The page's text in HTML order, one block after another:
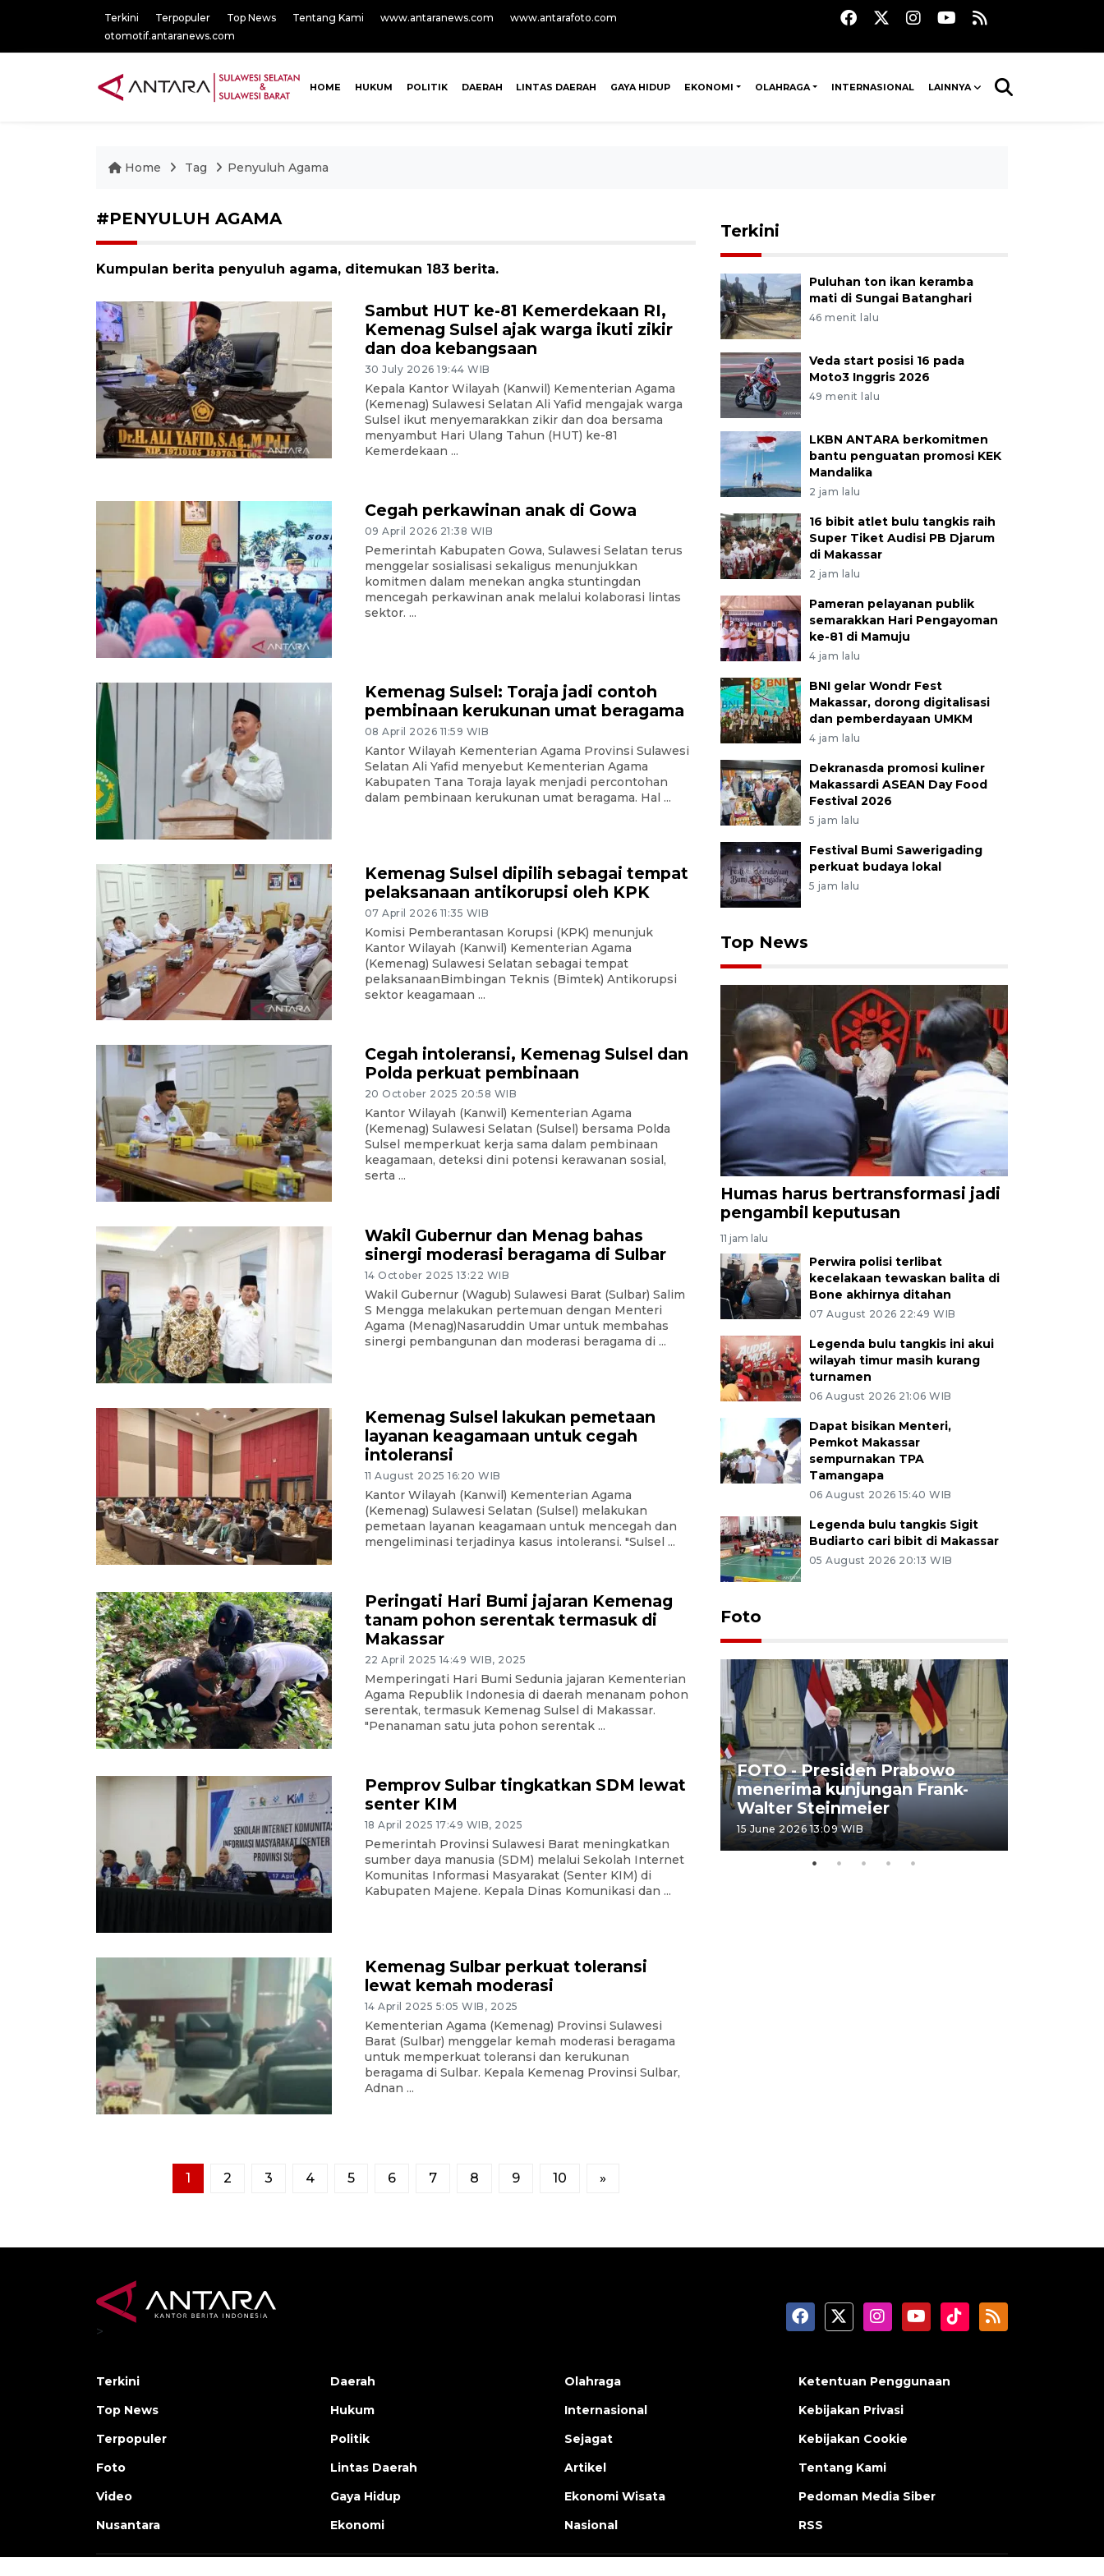
Terkini Terpopuler Top News Tentang Kami www.antaranews.com
www.antarafoto.com
otomotif.antaranews.com
HOME HUKUM POLITIK DAERAH LINTAS DAERAH GAYA HIDUP EKONOMI OLAHRAGA INTERNASIONAL LAINNYA
Home Tag Penyuluh Agama
#PENYULUH AGAMA
Kumpulan berita penyuluh agama, ditemukan 183 berita.
Sambut HUT ke-81 Kemerdekaan RI,
Kemenag Sulsel ajak warga ikuti zikir
dan doa kebangsaan
30 July 2026 19:44 WIB
Kepala Kantor Wilayah (Kanwil) Kementerian Agama
(Kemenag) Sulawesi Selatan Ali Yafid mengajak warga
Sulsel ikut menyemarakkan zikir dan doa bersama
menyambut Hari Ulang Tahun (HUT) ke-81
Kemerdekaan ...
Cegah perkawinan anak di Gowa
09 April 2026 21:38 WIB
Pemerintah Kabupaten Gowa, Sulawesi Selatan terus
menggelar sosialisasi sekaligus menunjukkan
komitmen dalam menekan angka stuntingdan
mencegah perkawinan anak melalui kolaborasi lintas
sektor. ...
Kemenag Sulsel: Toraja jadi contoh
pembinaan kerukunan umat beragama
08 April 2026 11:59 WIB
Kantor Wilayah Kementerian Agama Provinsi Sulawesi
Selatan Ali Yafid menyebut Kementerian Agama
Kabupaten Tana Toraja layak menjadi percontohan
dalam pembinaan kerukunan umat beragama. Hal ...
Kemenag Sulsel dipilih sebagai tempat
pelaksanaan antikorupsi oleh KPK
07 April 2026 11:35 WIB
Komisi Pemberantasan Korupsi (KPK) menunjuk
Kantor Wilayah (Kanwil) Kementerian Agama
(Kemenag) Sulawesi Selatan sebagai tempat
pelaksanaanBimbingan Teknis (Bimtek) Antikorupsi
sektor keagamaan ...
Cegah intoleransi, Kemenag Sulsel dan
Polda perkuat pembinaan
20 October 2025 20:58 WIB
Kantor Wilayah (Kanwil) Kementerian Agama
(Kemenag) Sulawesi Selatan (Sulsel) bersama Polda
Sulsel memperkuat kerja sama dalam pembinaan
keagamaan, deteksi dini potensi kerawanan sosial,
serta ...
Wakil Gubernur dan Menag bahas
sinergi moderasi beragama di Sulbar
14 October 2025 13:22 WIB
Wakil Gubernur (Wagub) Sulawesi Barat (Sulbar) Salim
S Mengga melakukan pertemuan dengan Menteri
Agama (Menag)Nasaruddin Umar untuk membahas
sinergi pembangunan dan moderasi beragama di ...
Kemenag Sulsel lakukan pemetaan
layanan keagamaan untuk cegah
intoleransi
11 August 2025 16:20 WIB
Kantor Wilayah (Kanwil) Kementerian Agama
(Kemenag) Sulawesi Selatan (Sulsel) melakukan
pemetaan layanan keagamaan untuk mencegah dan
mengeliminasi terjadinya kasus intoleransi. "Sulsel ...
Peringati Hari Bumi jajaran Kemenag
tanam pohon serentak termasuk di
Makassar
22 April 2025 14:49 WIB, 2025
Memperingati Hari Bumi Sedunia jajaran Kementerian
Agama Republik Indonesia di daerah menanam pohon
serentak, termasuk Kemenag Sulsel di Makassar.
"Penanaman satu juta pohon serentak ...
Pemprov Sulbar tingkatkan SDM lewat
senter KIM
18 April 2025 17:49 WIB, 2025
Pemerintah Provinsi Sulawesi Barat meningkatkan
sumber daya manusia (SDM) melalui Sekolah Internet
Komunitas Informasi Masyarakat (Senter KIM) di
Kabupaten Majene. Kepala Dinas Komunikasi dan ...
Kemenag Sulbar perkuat toleransi
lewat kemah moderasi
14 April 2025 5:05 WIB, 2025
Kementerian Agama (Kemenag) Provinsi Sulawesi
Barat (Sulbar) menggelar kemah moderasi beragama
untuk memperkuat toleransi dan kerukunan
beragama di Sulbar. Kepala Kemenag Provinsi Sulbar,
Adnan ...
1 2 3 4 5 6 7 8 9 10 »
Terkini
Puluhan ton ikan keramba
mati di Sungai Batanghari
46 menit lalu
Veda start posisi 16 pada
Moto3 Inggris 2026
49 menit lalu
LKBN ANTARA berkomitmen
bantu penguatan promosi KEK
Mandalika
2 jam lalu
16 bibit atlet bulu tangkis raih
Super Tiket Audisi PB Djarum
di Makassar
2 jam lalu
Pameran pelayanan publik
semarakkan Hari Pengayoman
ke-81 di Mamuju
4 jam lalu
BNI gelar Wondr Fest
Makassar, dorong digitalisasi
dan pemberdayaan UMKM
4 jam lalu
Dekranasda promosi kuliner
Makassardi ASEAN Day Food
Festival 2026
5 jam lalu
Festival Bumi Sawerigading
perkuat budaya lokal
5 jam lalu
Top News
Humas harus bertransformasi jadi
pengambil keputusan
11 jam lalu
Perwira polisi terlibat
kecelakaan tewaskan balita di
Bone akhirnya ditahan
07 August 2026 22:49 WIB
Legenda bulu tangkis ini akui
wilayah timur masih kurang
turnamen
06 August 2026 21:06 WIB
Dapat bisikan Menteri,
Pemkot Makassar
sempurnakan TPA
Tamangapa
06 August 2026 15:40 WIB
Legenda bulu tangkis Sigit
Budiarto cari bibit di Makassar
05 August 2026 20:13 WIB
Foto
HUT ke-80 Raja Keraton
Yogyakarta
02 April 2026 12:51 WIB
FOTO - Presiden Prabowo
menerima kunjungan Frank-
Walter Steinmeier
15 June 2026 13:09 WIB
>
Terkini
Top News
Terpopuler
Foto
Video
Nusantara
Daerah
Hukum
Politik
Lintas Daerah
Gaya Hidup
Ekonomi
Olahraga
Internasional
Sejagat
Artikel
Ekonomi Wisata
Nasional
Ketentuan Penggunaan
Kebijakan Privasi
Kebijakan Cookie
Tentang Kami
Pedoman Media Siber
RSS